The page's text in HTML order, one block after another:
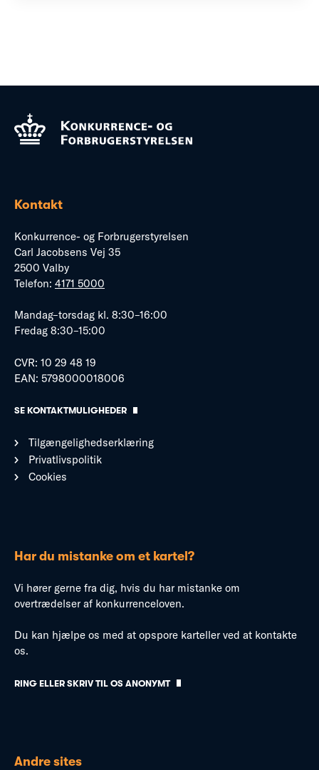
Kontakt
Konkurrence- og Forbrugerstyrelsen
Carl Jacobsens Vej 35
2500 Valby
Telefon: 4171 5000
Mandag–torsdag kl. 8:30–16:00
Fredag 8:30–15:00
CVR: 10 29 48 19
EAN: 5798000018006
SE KONTAKTMULIGHEDER
Tilgængelighedserklæring
Privatlivspolitik
Cookies
Har du mistanke om et kartel?
Vi hører gerne fra dig, hvis du har mistanke om
overtrædelser af konkurrenceloven.
Du kan hjælpe os med at opspore karteller ved at kontakte
os.
RING ELLER SKRIV TIL OS ANONYMT
Andre sites